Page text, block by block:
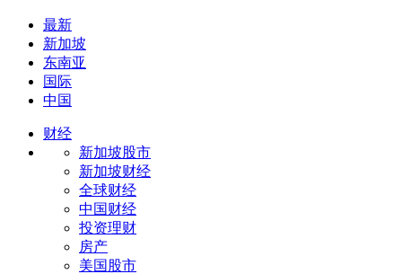
最新
新加坡
东南亚
国际
中国
财经
新加坡股市
新加坡财经
全球财经
中国财经
投资理财
房产
美国股市